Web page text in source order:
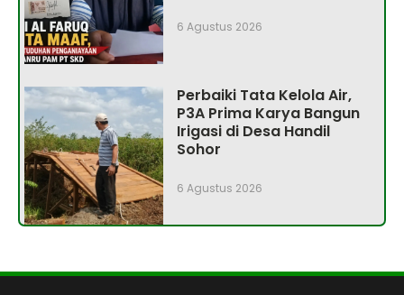
6 Agustus 2026
Perbaiki Tata Kelola Air,
P3A Prima Karya Bangun
Irigasi di Desa Handil
Sohor
6 Agustus 2026